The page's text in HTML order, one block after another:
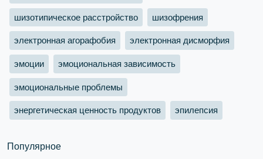
шизотипическое расстройство шизофрения
электронная агорафобия электронная дисморфия
эмоции эмоциональная зависимость
эмоциональные проблемы
энергетическая ценность продуктов эпилепсия
Популярное